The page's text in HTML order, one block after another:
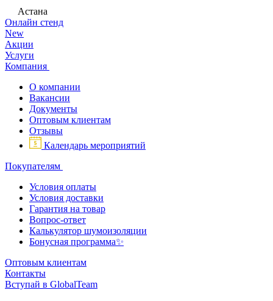
Астана
Онлайн стенд
New
Акции
Услуги
Компания
О компании
Вакансии
Документы
Оптовым клиентам
Отзывы
Календарь мероприятий
Покупателям
Условия оплаты
Условия доставки
Гарантия на товар
Вопрос-ответ
Калькулятор шумоизоляции
Бонусная программа✨
Оптовым клиентам
Контакты
Вступай в GlobalTeam